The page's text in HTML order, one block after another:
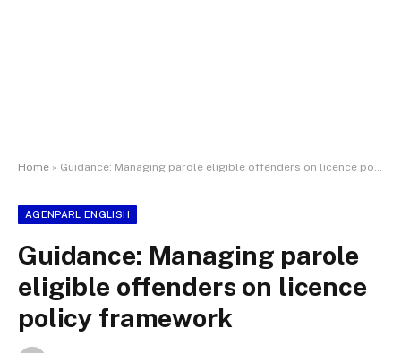
Home » Guidance: Managing parole eligible offenders on licence policy framework
AGENPARL ENGLISH
Guidance: Managing parole
eligible offenders on licence
policy framework